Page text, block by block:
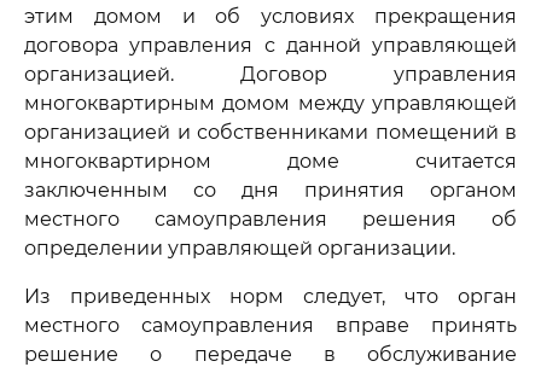
этим домом и об условиях прекращения
договора управления с данной управляющей
организацией. Договор управления
многоквартирным домом между управляющей
организацией и собственниками помещений в
многоквартирном доме считается
заключенным со дня принятия органом
местного самоуправления решения об
определении управляющей организации.
Из приведенных норм следует, что орган
местного самоуправления вправе принять
решение о передаче в обслуживание